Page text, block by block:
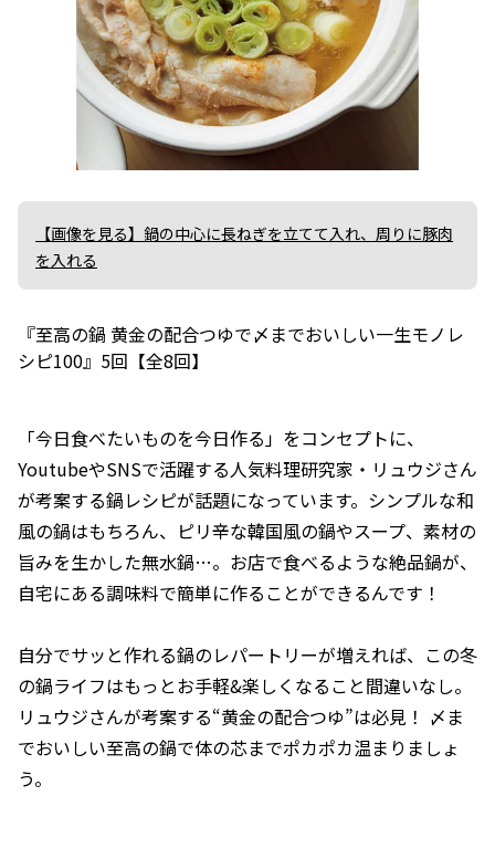
【画像を見る】鍋の中心に長ねぎを立てて入れ、周りに豚肉
を入れる
『至高の鍋 黄金の配合つゆで〆までおいしい一生モノレ
シピ100』5回【全8回】
「今日食べたいものを今日作る」をコンセプトに、
YoutubeやSNSで活躍する人気料理研究家・リュウジさん
が考案する鍋レシピが話題になっています。シンプルな和
風の鍋はもちろん、ピリ辛な韓国風の鍋やスープ、素材の
旨みを生かした無水鍋…。お店で食べるような絶品鍋が、
自宅にある調味料で簡単に作ることができるんです！
自分でサッと作れる鍋のレパートリーが増えれば、この冬
の鍋ライフはもっとお手軽&楽しくなること間違いなし。
リュウジさんが考案する“黄金の配合つゆ”は必見！ 〆ま
でおいしい至高の鍋で体の芯までポカポカ温まりましょ
う。